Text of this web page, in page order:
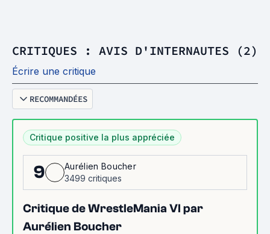
CRITIQUES : AVIS D'INTERNAUTES (2)
Écrire une critique
RECOMMANDÉES
Critique positive la plus appréciée
9
Aurélien Boucher
3499 critiques
Critique de WrestleMania VI par
Aurélien Boucher